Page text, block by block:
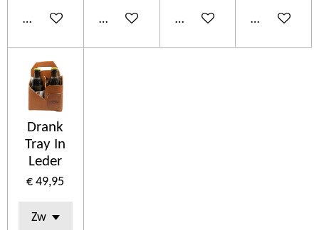
In winkelwagenIn winkelwagenIn winkelwagenIn
Drank
Tray In
Leder
€ 49,95